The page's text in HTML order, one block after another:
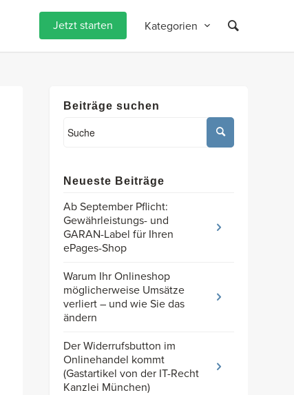
Jetzt starten Kategorien
Beiträge suchen
Neueste Beiträge
Ab September Pflicht:
Gewährleistungs- und
GARAN-Label für Ihren
ePages-Shop
Warum Ihr Onlineshop
möglicherweise Umsätze
verliert – und wie Sie das
ändern
Der Widerrufsbutton im
Onlinehandel kommt
(Gastartikel von der IT-Recht
Kanzlei München)